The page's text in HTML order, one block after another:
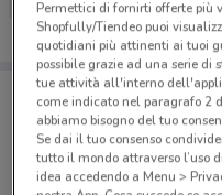
Porta
Puoi trovare le
salvarle e creare
dal tuo cellulare.
Permettici di fornirti offerte più
Shopfully/Tiendeo puoi
quotidiani più attinenti ai tuoi
possibile grazie ad una serie
tue attività all'interno
come indicato nel paragrafo 2
abbiamo bisogno del tuo
Se dai il tuo consenso
tutto il mondo attraverso l’uso
idea accedendo a Menu >